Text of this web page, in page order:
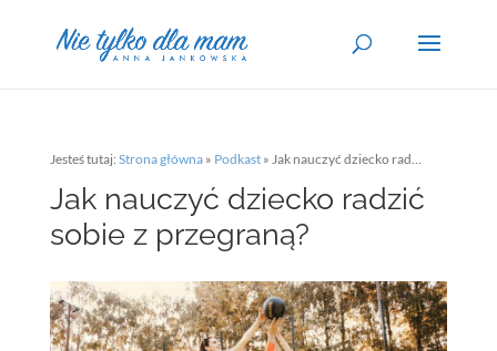
Jesteś tutaj: Strona główna» Podkast» Jak nauczyć dziecko radzić sobie z przegraną?
Jak nauczyć dziecko radzić
sobie z przegraną?